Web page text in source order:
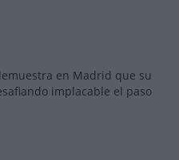
en Madrid que su
implacable el paso